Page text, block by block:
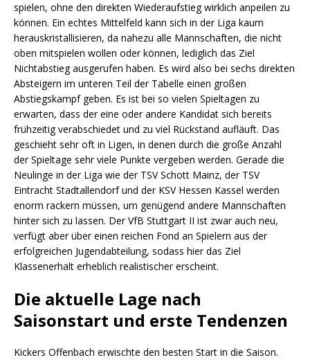
spielen, ohne den direkten Wiederaufstieg wirklich anpeilen zu
können. Ein echtes Mittelfeld kann sich in der Liga kaum
herauskristallisieren, da nahezu alle Mannschaften, die nicht
oben mitspielen wollen oder können, lediglich das Ziel
Nichtabstieg ausgerufen haben. Es wird also bei sechs direkten
Absteigern im unteren Teil der Tabelle einen großen
Abstiegskampf geben. Es ist bei so vielen Spieltagen zu
erwarten, dass der eine oder andere Kandidat sich bereits
frühzeitig verabschiedet und zu viel Rückstand aufläuft. Das
geschieht sehr oft in Ligen, in denen durch die große Anzahl
der Spieltage sehr viele Punkte vergeben werden. Gerade die
Neulinge in der Liga wie der TSV Schott Mainz, der TSV
Eintracht Stadtallendorf und der KSV Hessen Kassel werden
enorm rackern müssen, um genügend andere Mannschaften
hinter sich zu lassen. Der VfB Stuttgart II ist zwar auch neu,
verfügt aber über einen reichen Fond an Spielern aus der
erfolgreichen Jugendabteilung, sodass hier das Ziel
Klassenerhalt erheblich realistischer erscheint.
Die aktuelle Lage nach
Saisonstart und erste Tendenzen
Kickers Offenbach erwischte den besten Start in die Saison.